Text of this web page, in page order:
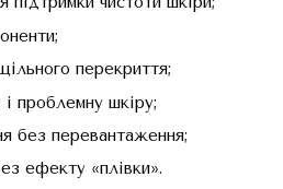
перекриття;
проблемну шкіру;
без перевантаження;
ефекту «плівки».